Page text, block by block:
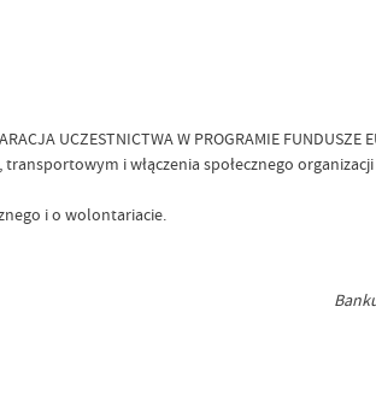
UCZESTNICTWA W PROGRAMIE FUNDUSZE
i włączenia społecznego
i o wolontariacie.